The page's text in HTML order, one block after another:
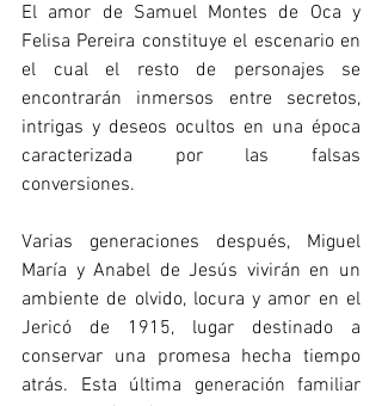
El amor de Samuel Montes de Oca y
Felisa Pereira constituye el escenario en
el cual el resto de personajes se
encontrarán inmersos entre secretos,
intrigas y deseos ocultos en una época
caracterizada por las falsas
conversiones.
Varias generaciones después, Miguel
María y Anabel de Jesús vivirán en un
ambiente de olvido, locura y amor en el
Jericó de 1915, lugar destinado a
conservar una promesa hecha tiempo
atrás. Esta última generación familiar